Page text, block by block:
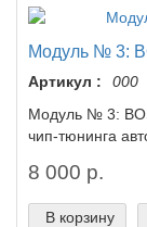
Модуль № 3:
Артикул :
000
Модуль № 3:
чип-тюнинга
8 000 р.
В корзину